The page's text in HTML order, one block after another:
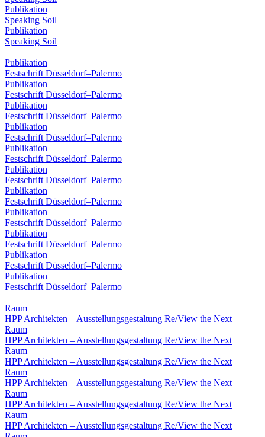
Publikation
Speaking Soil
Publikation
Speaking Soil
Publikation
Festschrift Düsseldorf–Palermo
Publikation
Festschrift Düsseldorf–Palermo
Publikation
Festschrift Düsseldorf–Palermo
Publikation
Festschrift Düsseldorf–Palermo
Publikation
Festschrift Düsseldorf–Palermo
Publikation
Festschrift Düsseldorf–Palermo
Publikation
Festschrift Düsseldorf–Palermo
Publikation
Festschrift Düsseldorf–Palermo
Publikation
Festschrift Düsseldorf–Palermo
Publikation
Festschrift Düsseldorf–Palermo
Publikation
Festschrift Düsseldorf–Palermo
Raum
HPP Architekten – Ausstellungsgestaltung Re/View the Next
Raum
HPP Architekten – Ausstellungsgestaltung Re/View the Next
Raum
HPP Architekten – Ausstellungsgestaltung Re/View the Next
Raum
HPP Architekten – Ausstellungsgestaltung Re/View the Next
Raum
HPP Architekten – Ausstellungsgestaltung Re/View the Next
Raum
HPP Architekten – Ausstellungsgestaltung Re/View the Next